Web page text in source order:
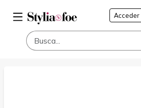
Acceder